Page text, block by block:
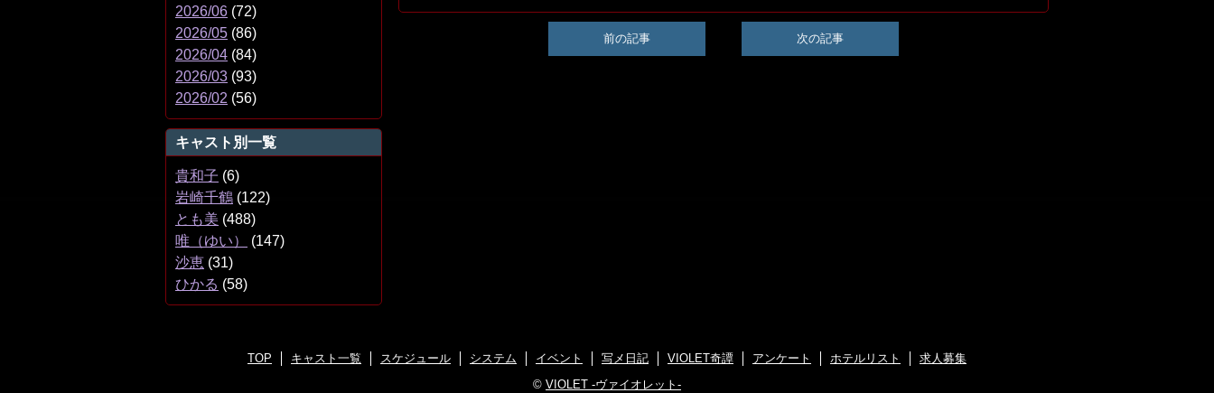
2026/06 (72)
2026/05 (86)
2026/04 (84)
2026/03 (93)
2026/02 (56)
キャスト別一覧
貴和子 (6)
岩崎千鶴 (122)
とも美 (488)
唯（ゆい）
(147)
沙恵 (31)
ひかる (58)
前の記事 次の記事
TOP キャスト一覧 スケジュール システム イベント 写メ日記 VIOLET奇譚 アンケート ホテルリスト
求人募集
© VIOLET -ヴァイオレット-